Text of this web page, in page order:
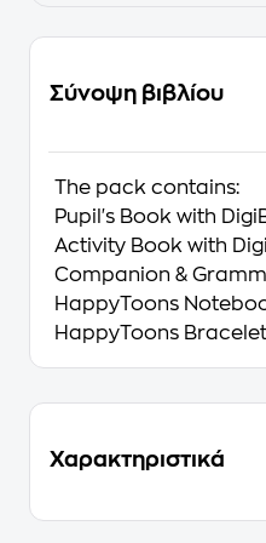
Σύνοψη βιβλίου
The pack contains:
Pupil's Book with
Activity Book with
Companion &
HappyToons
HappyToons Bracelet
Χαρακτηριστικά